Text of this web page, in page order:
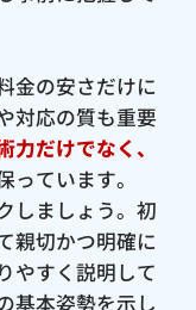
金の安さだけに
対応の質も重要
力だけでなく、
っています。
しましょう。初
親切かつ明確に
やすく説明して
基本姿勢を示し